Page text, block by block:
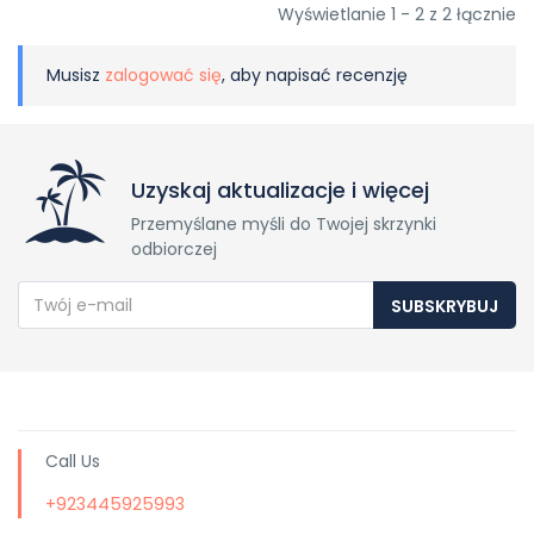
przed zimnem i hard shell przed wiatrem jest
Lekka kurtka puchowaLżejsza kurtka na bazę,
Wodoodporna kurtka Dobra kurtka hard-shell
Goretex, z uszczelnionymi szwami, zapewnia
skuteczną ochronę przed wiatrem i deszczem
jako zewnętrzna warstwa. Powinna być
wystarczająco duża, aby zmieścić się na
około -25C z kilkoma warstwami pod spodem,
Wyświetlanie 1 - 2 z 2 łącznie
Musisz zalogować się, aby napisać recenzję
Uzyskaj aktualizacje i więcej
Przemyślane myśli do Twojej skrzynki
odbiorczej
SUBSKRYBUJ
Call Us
+923445925993